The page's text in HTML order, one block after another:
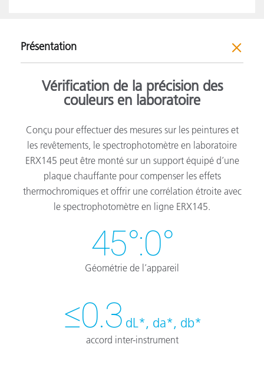
Présentation
Vérification de la précision des
couleurs en laboratoire
Conçu pour effectuer des mesures sur les peintures et
les revêtements, le spectrophotomètre en laboratoire
ERX145 peut être monté sur un support équipé d’une
plaque chauffante pour compenser les effets
thermochromiques et offrir une corrélation étroite avec
le spectrophotomètre en ligne ERX145.
45°:0°
Géométrie de l’appareil
≤0.3 dL*, da*, db*
accord inter-instrument